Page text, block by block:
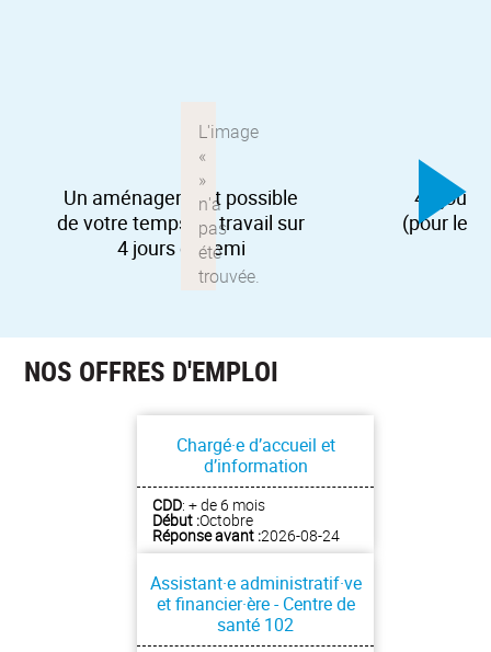
Un aménagement possible
de votre temps de travail sur
4 jours et demi
47 jours
(pour les
NOS OFFRES D'EMPLOI
Chargé·e d’accueil et
d’information
CDD: + de 6 mois
Début :Octobre
Réponse avant :2026-08-24
Assistant·e administratif·ve
et financier·ère - Centre de
santé 102